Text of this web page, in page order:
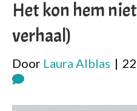
Het kon hem
verhaal)
Door Laura Alblas |